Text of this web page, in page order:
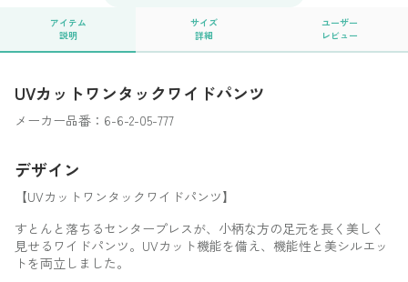
アイテム
説明
サイズ
詳細
ユーザー
レビュー
UVカットワンタックワイドパンツ
メーカー品番：6-6-2-05-777
デザイン
【UVカットワンタックワイドパンツ】
すとんと落ちるセンタープレスが、小柄な方の足元を長く美しく
見せるワイドパンツ。UVカット機能を備え、機能性と美シルエッ
トを両立しました。